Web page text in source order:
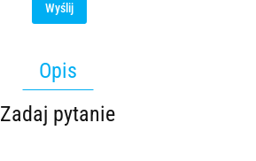
Wyślij
Opis
Zadaj pytanie